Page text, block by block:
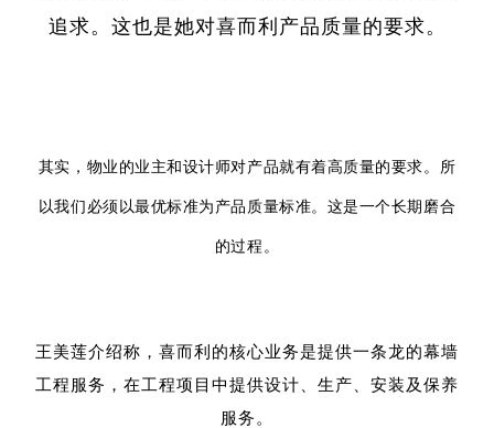
追求。这也是她对喜而利产品质量的要求。
其实，物业的业主和设计师对产品就有着高质量的要求。所
以我们必须以最优标准为产品质量标准。这是一个长期磨合
的过程。
王美莲介绍称，喜而利的核心业务是提供一条龙的幕墙
工程服务，在工程项目中提供设计、生产、安装及保养
服务。